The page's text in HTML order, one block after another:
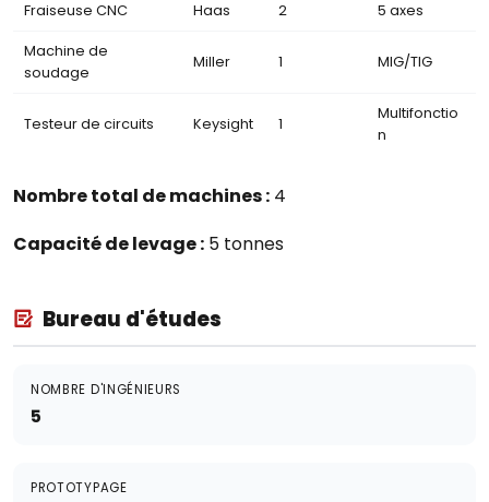
Fraiseuse CNC Haas 2 5 axes
Machine de
soudage
Miller 1 MIG/TIG
Testeur de circuits Keysight 1
Multifonctio
n
Nombre total de machines : 4
Capacité de levage : 5 tonnes
Bureau d'études
NOMBRE D'INGÉNIEURS
5
PROTOTYPAGE